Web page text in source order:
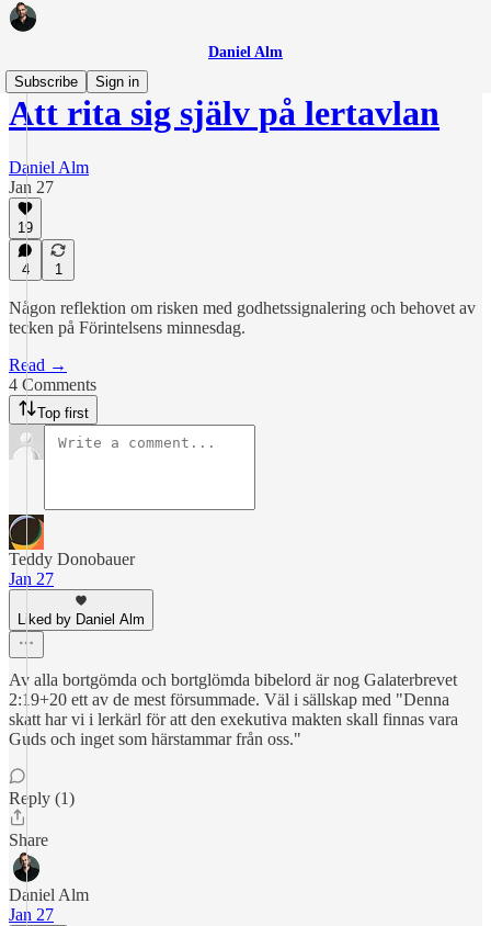
Daniel Alm
Subscribe
Sign in
Att rita sig själv på lertavlan
Daniel Alm
Jan 27
19
4 1
Någon reflektion om risken med godhetssignalering och behovet av
tecken på Förintelsens minnesdag.
Read →
4 Comments
Top first
Teddy Donobauer
Jan 27
Liked by Daniel Alm
Av alla bortgömda och bortglömda bibelord är nog Galaterbrevet
2:19+20 ett av de mest försummade. Väl i sällskap med "Denna
skatt har vi i lerkärl för att den exekutiva makten skall finnas vara
Guds och inget som härstammar från oss."
Reply (1)
Share
Daniel Alm
Jan 27